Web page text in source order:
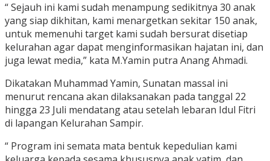
“ Sejauh ini kami sudah menampung sedikitnya 30 anak
yang siap dikhitan, kami menargetkan sekitar 150 anak,
untuk memenuhi target kami sudah bersurat disetiap
kelurahan agar dapat menginformasikan hajatan ini, dan
juga lewat media,” kata M.Yamin putra Anang Ahmadi.
Dikatakan Muhammad Yamin, Sunatan massal ini
menurut rencana akan dilaksanakan pada tanggal 22
hingga 23 Juli mendatang atau setelah lebaran Idul Fitri
di lapangan Kelurahan Sampir.
“ Program ini semata mata bentuk kepedulian kami